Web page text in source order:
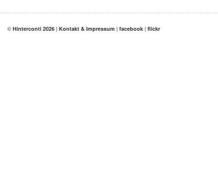
© Hinterconti 2026 | Kontakt & Impressum | facebook | flickr